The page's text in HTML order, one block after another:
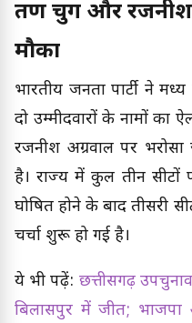
तरुण चुग और रजनीश
मौका
भारतीय जनता पार्टी ने
दो उम्मीदवारों के नामों का
रजनीश अग्रवाल पर भरोसा
है। राज्य में कुल तीन सीटों
घोषित होने के बाद तीसरी
चर्चा शुरू हो गई है।
ये भी पढ़ें: छत्तीसगढ़
बिलासपुर में जीत; भाजपा